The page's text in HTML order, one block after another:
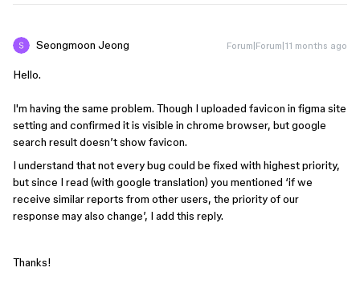
Seongmoon Jeong Forum|Forum|11 months ago
Hello.
I'm having the same problem. Though I uploaded favicon in figma site
setting and confirmed it is visible in chrome browser, but google
search result doesn’t show favicon.
I understand that not every bug could be fixed with highest priority,
but since I read (with google translation) you mentioned ‘if we
receive similar reports from other users, the priority of our
response may also change’, I add this reply.
Thanks!